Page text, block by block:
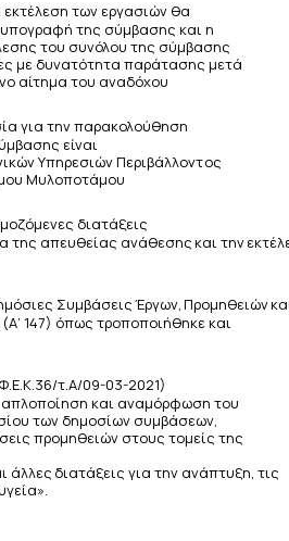
εκτέλεση των εργασιών θα
υπογραφή της σύμβασης και η
του συνόλου της σύμβασης
με δυνατότητα παράτασης μετά
αίτημα του αναδόχου
για την παρακολούθηση
είναι
ΥπηρεσιώνΠεριβάλλοντος
Μυλοποτάμου
διατάξεις
της απευθείας ανάθεσηςκαι την
ΣυμβάσειςΈργων,Προμηθειών
(Α’ 147) όπως τροποποιήθηκε και
τ.Α/09-03-2021)
απλοποίηση και αναμόρφωση του
των δημοσίων συμβάσεων,
προμηθειών στους τομείς της
άλλες διατάξεις για την ανάπτυξη, τις